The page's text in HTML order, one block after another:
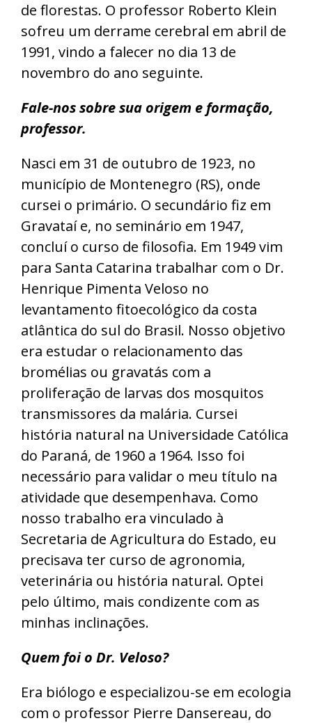
de florestas. O professor Roberto Klein
sofreu um derrame cerebral em abril de
1991, vindo a falecer no dia 13 de
novembro do ano seguinte.
Fale-nos sobre sua origem e formação,
professor.
Nasci em 31 de outubro de 1923, no
município de Montenegro (RS), onde
cursei o primário. O secundário fiz em
Gravataí e, no seminário em 1947,
concluí o curso de filosofia. Em 1949 vim
para Santa Catarina trabalhar com o Dr.
Henrique Pimenta Veloso no
levantamento fitoecológico da costa
atlântica do sul do Brasil. Nosso objetivo
era estudar o relacionamento das
bromélias ou gravatás com a
proliferação de larvas dos mosquitos
transmissores da malária. Cursei
história natural na Universidade Católica
do Paraná, de 1960 a 1964. Isso foi
necessário para validar o meu título na
atividade que desempenhava. Como
nosso trabalho era vinculado à
Secretaria de Agricultura do Estado, eu
precisava ter curso de agronomia,
veterinária ou história natural. Optei
pelo último, mais condizente com as
minhas inclinações.
Quem foi o Dr. Veloso?
Era biólogo e especializou-se em ecologia
com o professor Pierre Dansereau, do